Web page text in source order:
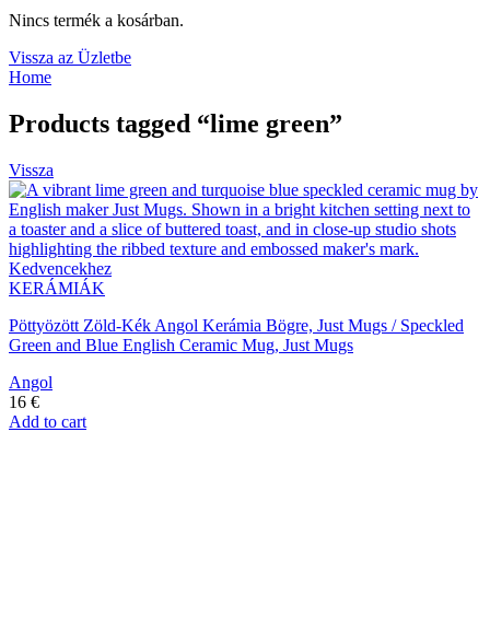
Nincs termék a kosárban.
Vissza az Üzletbe
Home
Products tagged “lime green”
Vissza
Kedvencekhez
KERÁMIÁK
Pöttyözött Zöld-Kék Angol Kerámia Bögre, Just Mugs / Speckled
Green and Blue English Ceramic Mug, Just Mugs
Angol
16 €
Add to cart